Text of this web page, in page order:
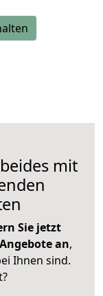
mit
Sie jetzt
an,
Ihnen sind.